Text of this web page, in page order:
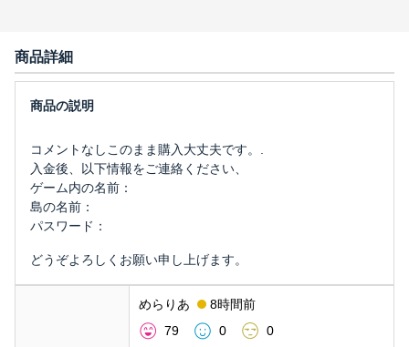
商品詳細
コメントなしこのまま購入大丈夫です。.
入金後、以下情報をご連絡ください、
ゲーム内の名前：
島の名前：
パスワード：
どうぞよろしくお願い申し上げます。
めらりあ
8時間前
79
0 0